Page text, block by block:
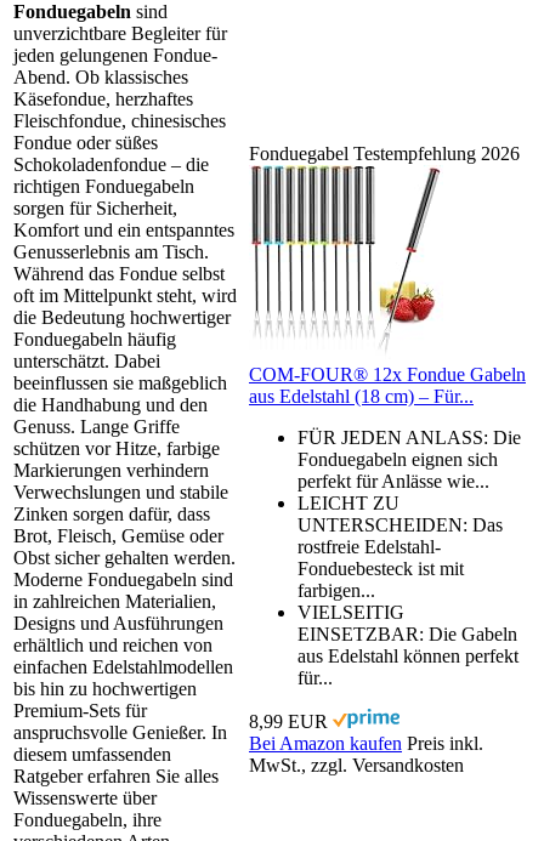
Fonduegabeln sind
unverzichtbare Begleiter für
jeden gelungenen Fondue-
Abend. Ob klassisches
Käsefondue, herzhaftes
Fleischfondue, chinesisches
Fondue oder süßes
Schokoladenfondue – die
richtigen Fonduegabeln
sorgen für Sicherheit,
Komfort und ein entspanntes
Genusserlebnis am Tisch.
Während das Fondue selbst
oft im Mittelpunkt steht, wird
die Bedeutung hochwertiger
Fonduegabeln häufig
unterschätzt. Dabei
beeinflussen sie maßgeblich
die Handhabung und den
Genuss. Lange Griffe
schützen vor Hitze, farbige
Markierungen verhindern
Verwechslungen und stabile
Zinken sorgen dafür, dass
Brot, Fleisch, Gemüse oder
Obst sicher gehalten werden.
Moderne Fonduegabeln sind
in zahlreichen Materialien,
Designs und Ausführungen
erhältlich und reichen von
einfachen Edelstahlmodellen
bis hin zu hochwertigen
Premium-Sets für
anspruchsvolle Genießer. In
diesem umfassenden
Ratgeber erfahren Sie alles
Wissenswerte über
Fonduegabeln, ihre
Fonduegabel Testempfehlung 2026
COM-FOUR® 12x Fondue Gabeln
aus Edelstahl (18 cm) – Für...
FÜR JEDEN ANLASS: Die
Fonduegabeln eignen sich
perfekt für Anlässe wie...
LEICHT ZU
UNTERSCHEIDEN: Das
rostfreie Edelstahl-
Fonduebesteck ist mit
farbigen...
VIELSEITIG
EINSETZBAR: Die Gabeln
aus Edelstahl können perfekt
für...
8,99 EUR
Bei Amazon kaufen Preis inkl.
MwSt., zzgl. Versandkosten